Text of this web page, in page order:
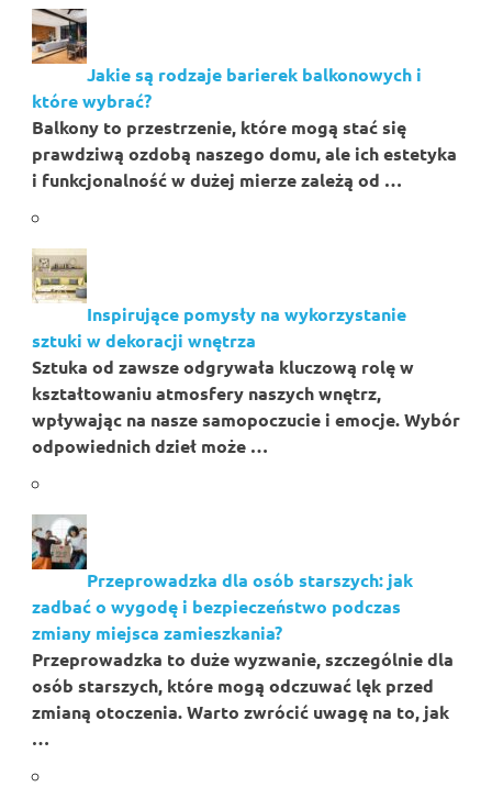
Jakie są rodzaje barierek balkonowych i
które wybrać?
Balkony to przestrzenie, które mogą stać się
prawdziwą ozdobą naszego domu, ale ich estetyka
i funkcjonalność w dużej mierze zależą od …
Inspirujące pomysły na wykorzystanie
sztuki w dekoracji wnętrza
Sztuka od zawsze odgrywała kluczową rolę w
kształtowaniu atmosfery naszych wnętrz,
wpływając na nasze samopoczucie i emocje. Wybór
odpowiednich dzieł może …
Przeprowadzka dla osób starszych: jak
zadbać o wygodę i bezpieczeństwo podczas
zmiany miejsca zamieszkania?
Przeprowadzka to duże wyzwanie, szczególnie dla
osób starszych, które mogą odczuwać lęk przed
zmianą otoczenia. Warto zwrócić uwagę na to, jak
…